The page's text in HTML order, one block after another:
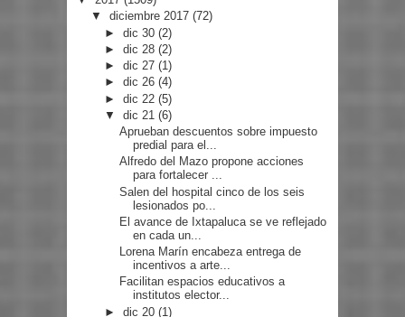
▼ diciembre 2017 (72)
►dic 30(2)
►dic 28(2)
►dic 27(1)
►dic 26(4)
►dic 22(5)
▼dic 21(6)
Aprueban descuentos sobre impuesto
predial para el...
Alfredo del Mazo propone acciones
para fortalecer ...
Salen del hospital cinco de los seis
lesionados po...
El avance de Ixtapaluca se ve reflejado
en cada un...
Lorena Marín encabeza entrega de
incentivos a arte...
Facilitan espacios educativos a
institutos elector...
►dic 20(1)